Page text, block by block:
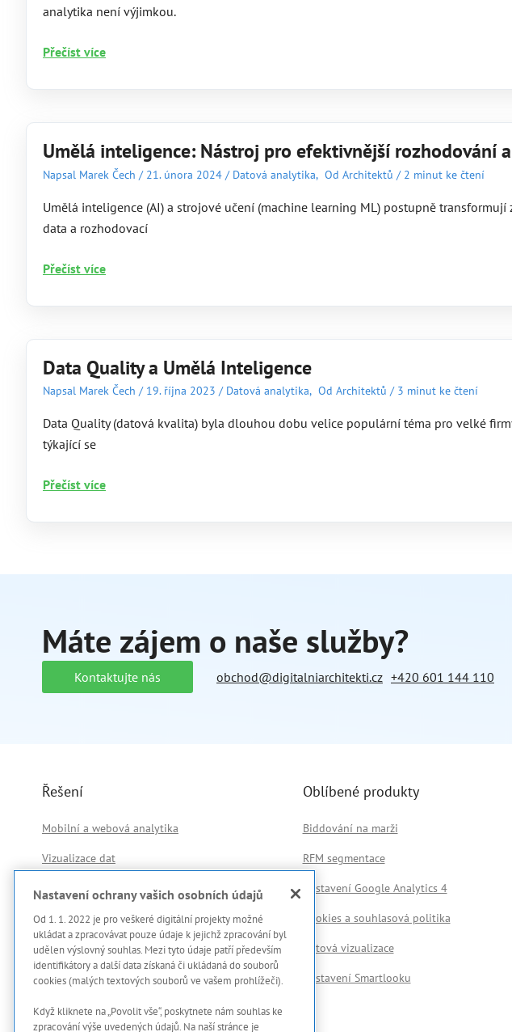
doporučení
analytika není výjimkou.
Využití
inteligence
webové
analytiky
Přečíst více
Umělá inteligence: Nástroj pro efektivnější rozhodování
Napsal Marek Čech / 21. února 2024 / Datová analytika, Od Architektů / 2 minut ke čtení
Umělá inteligence (AI) a strojové učení (machine learning ML) postupně transformují
data a rozhodovací
Umělá
Nástroj
rozhodování
a
analýzu
Přečíst více
Data Quality a Umělá Inteligence
Napsal Marek Čech / 19. října 2023 / Datová analytika, Od Architektů / 3 minut ke čtení
Data Quality (datová kvalita) byla dlouhou dobu velice populární téma pro velké
týkající se
Data
a
Přečíst více
Máte zájem o naše služby?
Kontaktujte nás obchod@digitalniarchitekti.cz +420 601 144 110
Řešení
Mobilní a webová analytika
Vizualizace dat
Zpracování a transformace dat
Datové analýzy
Oblíbené produkty
Biddování na marži
RFM segmentace
Nastavení Google Analytics 4
Cookies a souhlasová politika
Datová vizualizace
Nastavení Smartlooku
Nastavení ochrany vašich osobních údajů
Od 1. 1. 2022 je pro veškeré digitální projekty možné
ukládat a zpracovávat pouze údaje k jejichž zpracování byl
udělen výslovný souhlas. Mezi tyto údaje patří především
identifikátory a další data získaná či ukládaná do souborů
cookies (malých textových souborů ve vašem prohlížeči).
Když kliknete na „Povolit vše“, poskytnete nám souhlas ke
zpracování výše uvedených údajů. Na naší stránce je